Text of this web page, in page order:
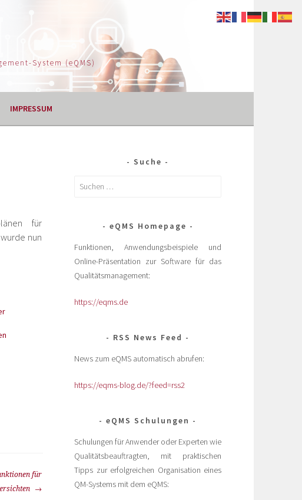
System (eQMS)
IMPRESSUM
für
nun
für
Suche
eQMS Homepage
Funktionen, Anwendungsbeispiele und
Online-Präsentation zur Software für das
Qualitätsmanagement:
https://eqms.de
RSS News Feed
News zum eQMS automatisch abrufen:
https://eqms-blog.de/?feed=rss2
eQMS Schulungen
Schulungen für Anwender oder Experten wie
Qualitätsbeauftragten, mit praktischen
Tipps zur erfolgreichen Organisation eines
QM-Systems mit dem eQMS: